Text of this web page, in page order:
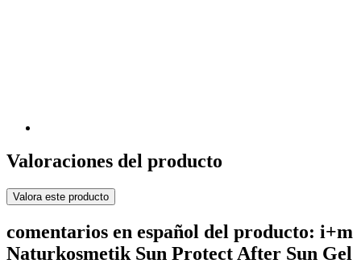
Valoraciones del producto
Valora este producto
comentarios en español del producto: i+m
Naturkosmetik Sun Protect After Sun Gel